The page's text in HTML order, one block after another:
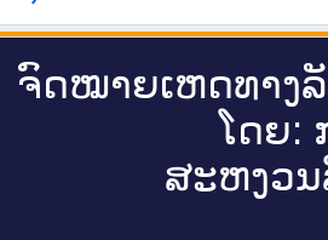
ຈົດ​ໝາຍ​ເຫດ​ທາງ​
ໂດຍ:
ສະ​ຫງວນ​